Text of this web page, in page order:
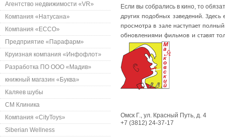
Агентство недвижимости «VR»
Компания «Натусана»
Компания «ECCO»
Предприятие «Парафарм»
Круизная компания «Инфофлот»
Разработка ПО ООО «Мадив»
книжный магазин «Буква»
Каляев шубы
СМ Клиника
Компания «CityToys»
Siberian Wellness
Если вы собрались в кино, то
других подобных заведений.
просмотра в зале наступает
обновлениями фильмов и ставят
Омск Г., ул. Красный Путь, д. 4
+7 (3812) 24-37-17